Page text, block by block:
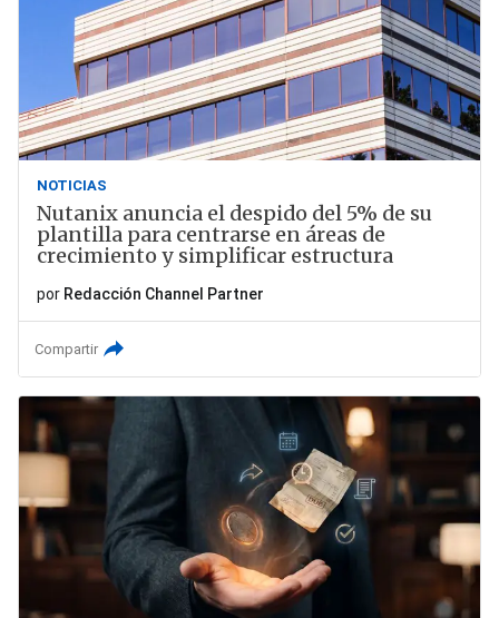
NOTICIAS
Nutanix anuncia el despido del 5% de su
plantilla para centrarse en áreas de
crecimiento y simplificar estructura
por Redacción Channel Partner
Compartir